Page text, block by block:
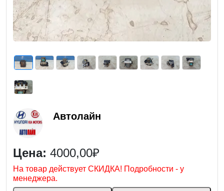
Автолайн
Цена: 4000,00₽
На товар действует СКИДКА! Подробности - у
менеджера.